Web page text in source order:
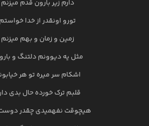
دارم زیر بارون قدم میزنم
تورو اونقدر از خدا خواستم
زمین و زمان و بهم میزنم
مثل یه دیوونم دلتنگ و
اشکام سر میره تو هر
قلبم ترک خورده حال بدی
هیچوقت نفهمیدی چقدر